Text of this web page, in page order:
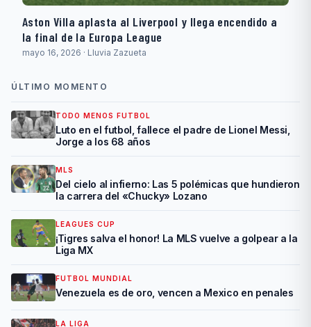
Aston Villa aplasta al Liverpool y llega encendido a
la final de la Europa League
mayo 16, 2026 · Lluvia Zazueta
ÚLTIMO MOMENTO
TODO MENOS FUTBOL
Luto en el futbol, fallece el padre de Lionel Messi,
Jorge a los 68 años
MLS
Del cielo al infierno: Las 5 polémicas que hundieron
la carrera del «Chucky» Lozano
LEAGUES CUP
¡Tigres salva el honor! La MLS vuelve a golpear a la
Liga MX
FUTBOL MUNDIAL
Venezuela es de oro, vencen a Mexico en penales
LA LIGA